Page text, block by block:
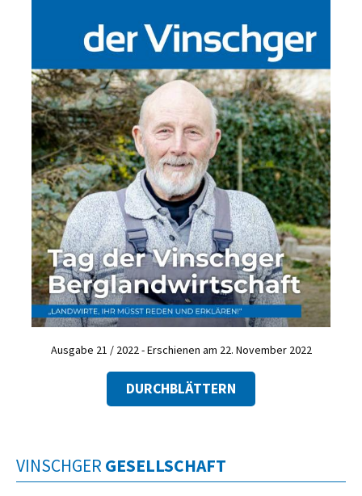
Ausgabe 21 / 2022 - Erschienen am 22. November 2022
DURCHBLÄTTERN
VINSCHGER GESELLSCHAFT